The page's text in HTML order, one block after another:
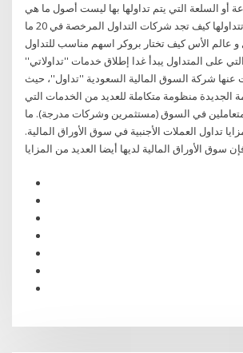
أو السلعة التي يتم تداولها بها ليست أصول ما هي
الاوراق المالية وكيف تتداولها كيف تجد شركات التداول المرخصة في 20 ما
و عالم الأس كيف تختار بروكر اسهم مناسب للتداول
على المتداول يبدأ غدا إطلاق خدمات ''تداولاتي''
عنها شركة السوق المالية السعودية ''تداول''، حيث
منظومة متكاملة للعديد من الخدمات التي
في السوق (مستثمرين وشركات مدرجة). ما
تداول العملات الأجنبية في سوق الأوراق المالية.